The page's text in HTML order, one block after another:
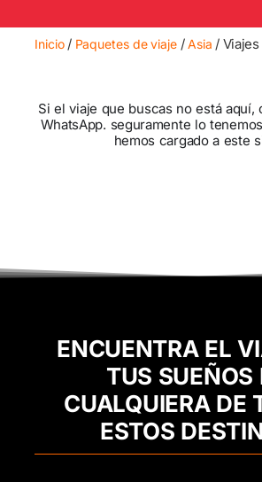
Inicio/ Paquetes de viaje/Asia /
Si el viaje que buscas no está aquí,
WhatsApp. seguramente lo
hemos cargado a este
ENCUENTRA EL
TUS SUEÑOS
CUALQUIERA DE
ESTOS